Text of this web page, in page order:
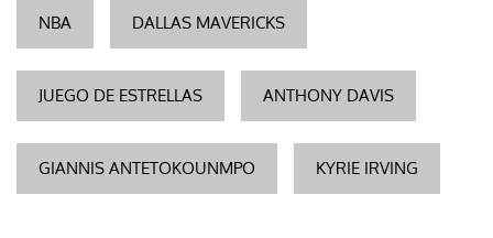
NBA DALLAS MAVERICKS
JUEGO DE ESTRELLAS ANTHONY DAVIS
GIANNIS ANTETOKOUNMPO KYRIE IRVING